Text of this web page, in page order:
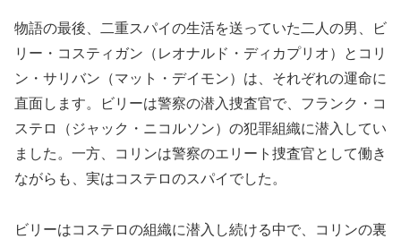
物語の最後、二重スパイの生活を送っていた二人の男、ビ
リー・コスティガン（レオナルド・ディカプリオ）とコリ
ン・サリバン（マット・デイモン）は、それぞれの運命に
直面します。ビリーは警察の潜入捜査官で、フランク・コ
ステロ（ジャック・ニコルソン）の犯罪組織に潜入してい
ました。一方、コリンは警察のエリート捜査官として働き
ながらも、実はコステロのスパイでした。
ビリーはコステロの組織に潜入し続ける中で、コリンの裏